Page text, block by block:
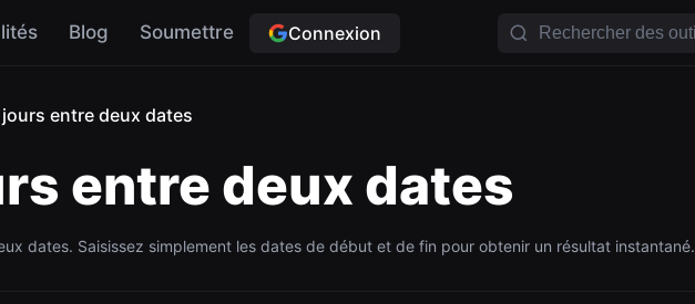
Blog Soumettre Connexion
entre deux dates
entre deux dates
dates. Saisissez simplement les dates de début et de fin pour obtenir un résultat instantané.